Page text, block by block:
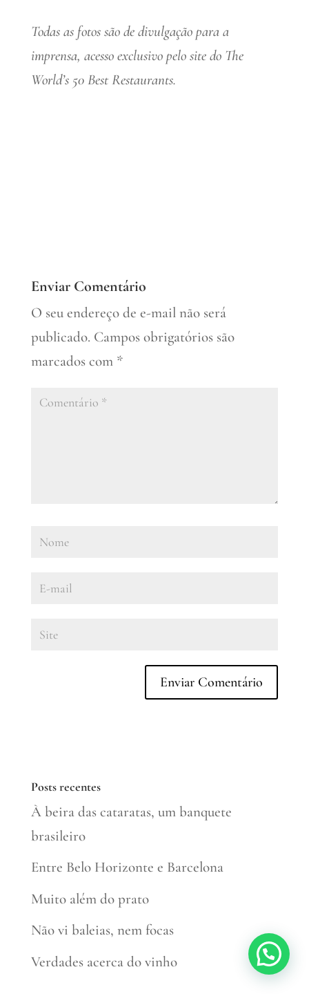
Todas as fotos são de divulgação para a
imprensa, acesso exclusivo pelo site do The
World’s 50 Best Restaurants.
Enviar Comentário
O seu endereço de e-mail não será
publicado. Campos obrigatórios são
marcados com *
Posts recentes
À beira das cataratas, um banquete
brasileiro
Entre Belo Horizonte e Barcelona
Muito além do prato
Não vi baleias, nem focas
Verdades acerca do vinho